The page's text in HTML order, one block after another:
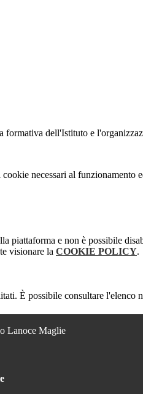
dell'Istituto e
necessari al funzionamento
piattaforma e non è possibile
visionare la COOKIE POLICY.
È possibile consultare l'elenco
Lanoce Maglie